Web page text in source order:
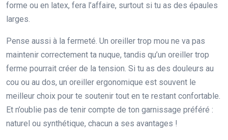
forme ou en latex, fera l’affaire, surtout si tu as des épaules
larges.
Pense aussi à la fermeté. Un oreiller trop mou ne va pas
maintenir correctement ta nuque, tandis qu’un oreiller trop
ferme pourrait créer de la tension. Si tu as des douleurs au
cou ou au dos, un oreiller ergonomique est souvent le
meilleur choix pour te soutenir tout en te restant confortable.
Et n’oublie pas de tenir compte de ton garnissage préféré :
naturel ou synthétique, chacun a ses avantages !